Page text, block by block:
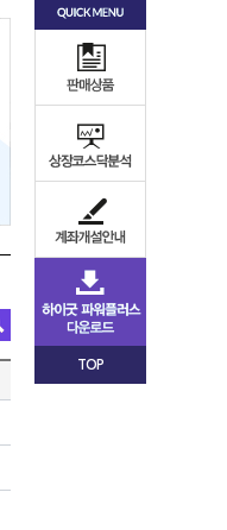
TOP